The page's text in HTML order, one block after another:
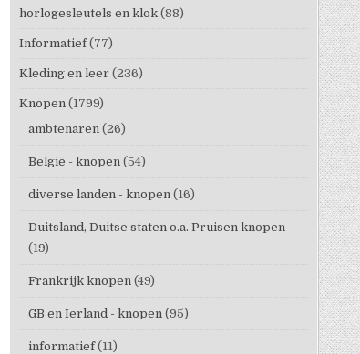
horlogesleutels en klok (88)
Informatief (77)
Kleding en leer (236)
Knopen (1799)
ambtenaren (26)
België - knopen (54)
diverse landen - knopen (16)
Duitsland, Duitse staten o.a. Pruisen knopen
(19)
Frankrijk knopen (49)
GB en Ierland - knopen (95)
informatief (11)